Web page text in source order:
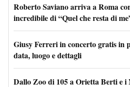
Roberto Saviano arriva a Roma
incredibile di “Quel che resta di
Giusy Ferreri in concerto gratis in
data, luogo e dettagli
Dallo Zoo di 105 a Orietta Berti e